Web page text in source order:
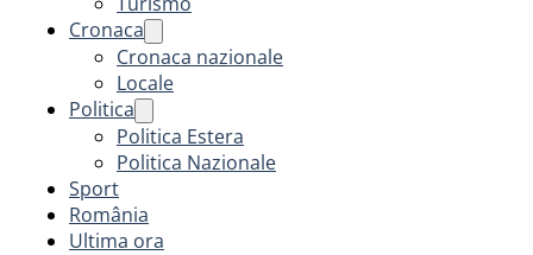
Cronaca
Cronaca nazionale
Locale
Politica
Politica Estera
Politica Nazionale
Sport
România
Ultima ora